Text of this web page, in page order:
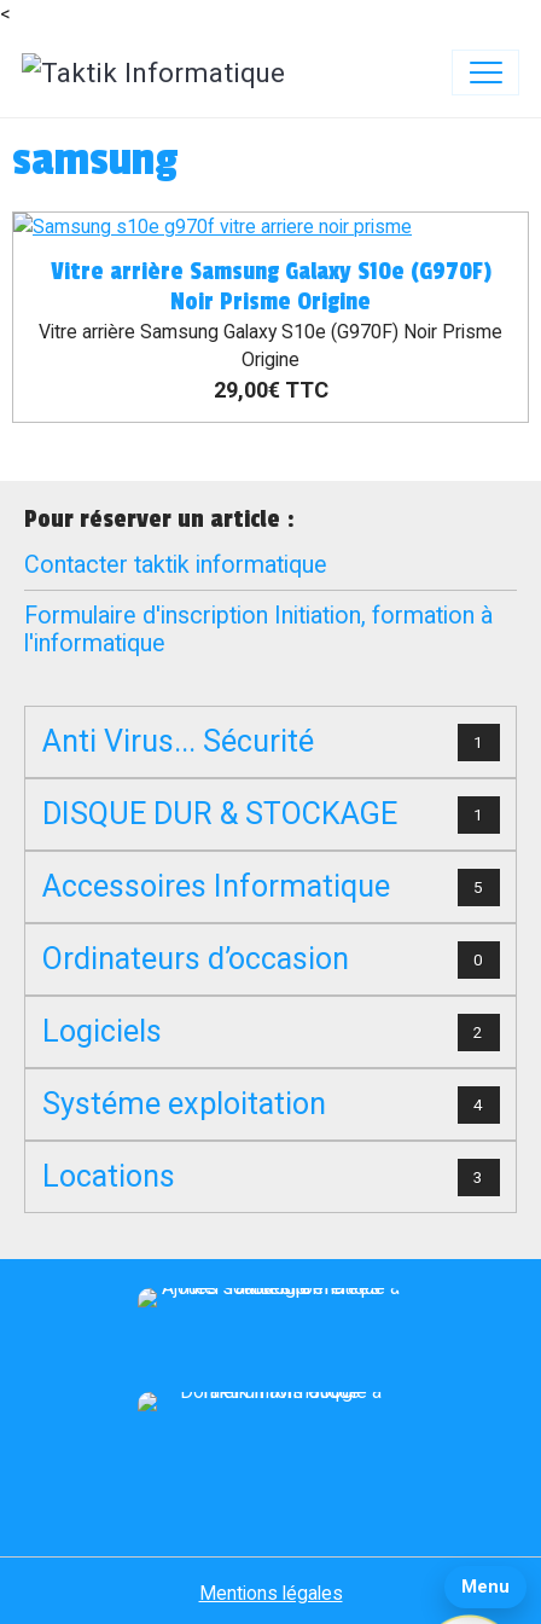
Menu
<
samsung
Vitre arrière Samsung Galaxy S10e (G970F)
Noir Prisme Origine
Vitre arrière Samsung Galaxy S10e (G970F) Noir Prisme
Origine
29,00€ TTC
Pour réserver un article :
Contacter taktik informatique
Formulaire d'inscription Initiation, formation à
l'informatique
Anti Virus... Sécurité 1
DISQUE DUR & STOCKAGE 1
Accessoires Informatique 5
Ordinateurs d’occasion 0
Logiciels 2
Systéme exploitation 4
Locations 3
Mentions légales